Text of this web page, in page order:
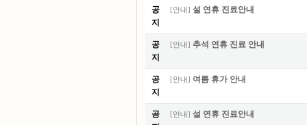
공
지
[안내] 설 연휴 진료안내
공
지
[안내] 추석 연휴 진료 안내
공
지
[안내] 여름 휴가 안내
공
[안내] 설 연휴 진료안내